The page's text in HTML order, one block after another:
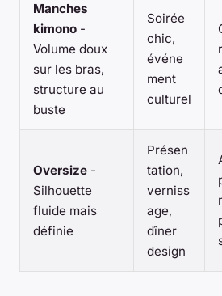
Manches
kimono -
Volume doux
sur les bras,
structure au
buste
Soirée
chic,
événe
ment
culturel
Oversize -
Silhouette
fluide mais
définie
Présen
tation,
verniss
age,
dîner
design